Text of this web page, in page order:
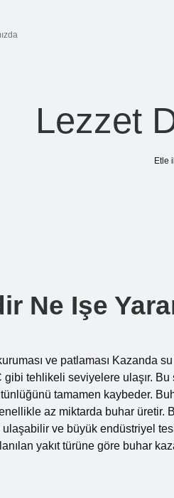
Lezzet
Etle
Ne Işe
ve patlaması Kazanda su
tehlikeli seviyelere ulaşır. Bu
tamamen kaybeder.
az miktarda buhar üretir.
ve büyük endüstriyel
yakıt türüne göre buhar